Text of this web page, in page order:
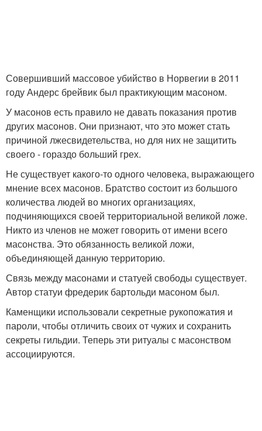
Совершивший массовое убийство в Норвегии в 2011
году Андерс брейвик был практикующим масоном.
У масонов есть правило не давать показания против
других масонов. Они признают, что это может стать
причиной лжесвидетельства, но для них не защитить
своего - гораздо больший грех.
Не существует какого-то одного человека, выражающего
мнение всех масонов. Братство состоит из большого
количества людей во многих организациях,
подчиняющихся своей территориальной великой ложе.
Никто из членов не может говорить от имени всего
масонства. Это обязанность великой ложи,
объединяющей данную территорию.
Связь между масонами и статуей свободы существует.
Автор статуи фредерик бартольди масоном был.
Каменщики использовали секретные рукопожатия и
пароли, чтобы отличить своих от чужих и сохранить
секреты гильдии. Теперь эти ритуалы с масонством
ассоциируются.